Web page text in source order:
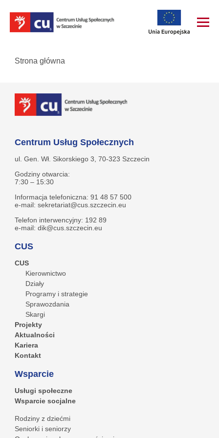
Strona główna
Centrum Usług Społecznych
ul. Gen. Wł. Sikorskiego 3, 70-323 Szczecin
Godziny otwarcia:
7:30 – 15:30
Informacja telefoniczna: 91 48 57 500
e-mail: sekretariat@cus.szczecin.eu
Telefon interwencyjny: 192 89
e-mail: dik@cus.szczecin.eu
CUS
CUS
Kierownictwo
Działy
Programy i strategie
Sprawozdania
Skargi
Projekty
Aktualności
Kariera
Kontakt
Wsparcie
Usługi społeczne
Wsparcie socjalne
Rodziny z dziećmi
Seniorki i seniorzy